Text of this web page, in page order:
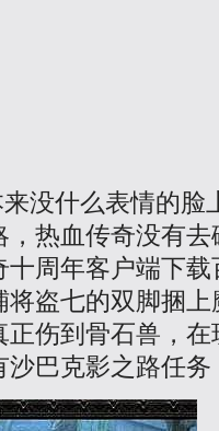
没什么表情的脸
热血传奇没有
周年客户端下
盗七的双脚捆上
伤到骨石兽，
巴克影之路任